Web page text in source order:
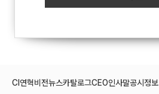
CI 연혁비전뉴스카탈로그CEO인사말공시정보